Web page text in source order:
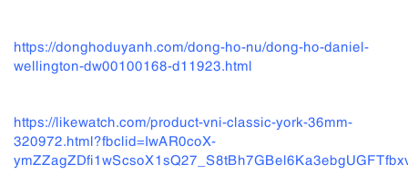
https://donghoduyanh.com/dong-ho-nu/dong-ho-daniel-
wellington-dw00100168-d11923.html
https://likewatch.com/product-vni-classic-york-36mm-
320972.html?fbclid=IwAR0coX-